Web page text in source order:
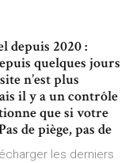
depuis 2020 :
quelques jours
n’est plus
il y a un contrôle
que si votre
de piège, pas de
les derniers